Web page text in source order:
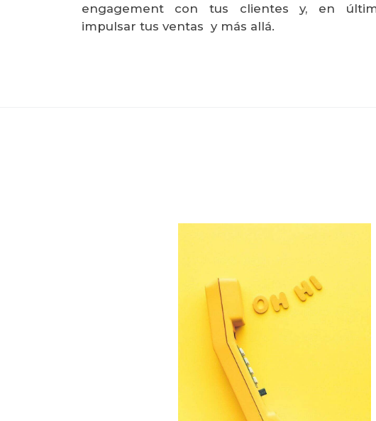
engagement con tus clientes y, en
impulsar tus ventas y más allá.